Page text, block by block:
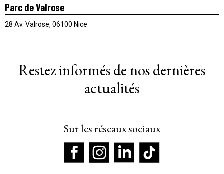
Parc de Valrose
28 Av. Valrose, 06100 Nice
Restez informés de nos dernières
actualités
Sur les réseaux sociaux